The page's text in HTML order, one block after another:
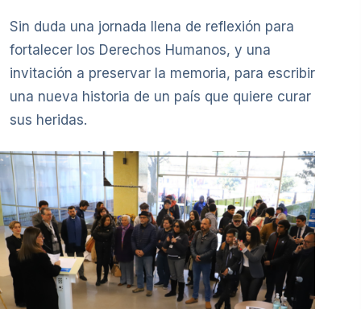
Sin duda una jornada llena de reflexión para
fortalecer los Derechos Humanos, y una
invitación a preservar la memoria, para escribir
una nueva historia de un país que quiere curar
sus heridas.